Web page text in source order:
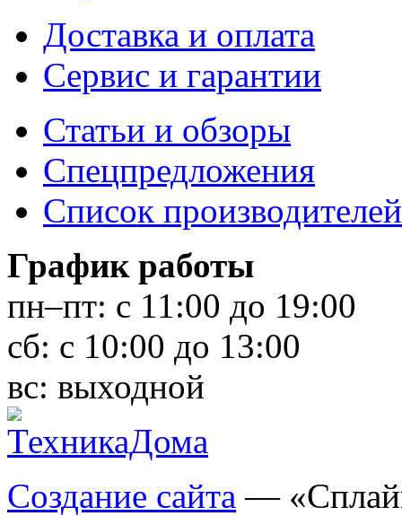
Доставка и оплата
Сервис и гарантии
Статьи и обзоры
Спецпредложения
Список производителей
График работы
пн–пт: с 11:00 до 19:00
сб: с 10:00 до 13:00
вс: выходной
Создание сайта —